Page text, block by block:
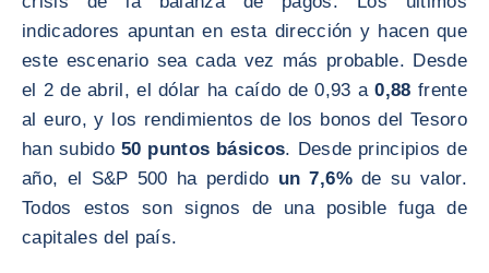
indicadores apuntan en esta dirección y hacen que
este escenario sea cada vez más probable. Desde
el 2 de abril, el dólar ha caído de 0,93 a0,88 frente
al euro, y los rendimientos de los bonos del Tesoro
han subido 50 puntos básicos. Desde principios de
año, el S&P 500 ha perdido un 7,6%de su valor.
Todos estos son signos de una posible fuga de
capitales del país.